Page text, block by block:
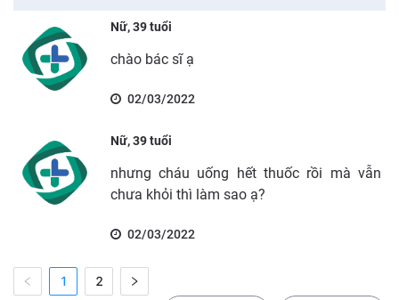
Nữ, 39 tuổi
chào bác sĩ ạ
02/03/2022
Nữ, 39 tuổi
nhưng cháu uống hết thuốc rồi mà vẫn
chưa khỏi thì làm sao ạ?
02/03/2022
1 2